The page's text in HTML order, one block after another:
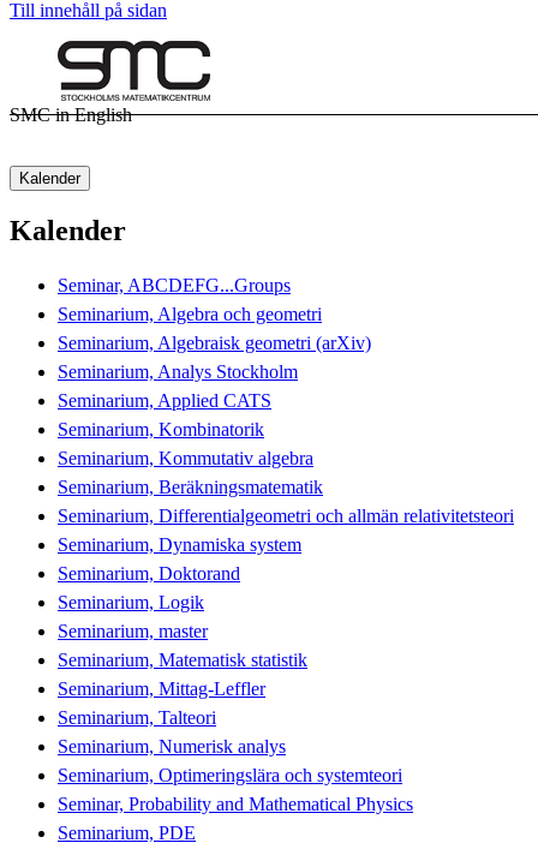
Till innehåll på sidan
SMC in English
Kalender
Kalender
Seminar, ABCDEFG...Groups
Seminarium, Algebra och geometri
Seminarium, Algebraisk geometri (arXiv)
Seminarium, Analys Stockholm
Seminarium, Applied CATS
Seminarium, Kombinatorik
Seminarium, Kommutativ algebra
Seminarium, Beräkningsmatematik
Seminarium, Differentialgeometri och allmän relativitetsteori
Seminarium, Dynamiska system
Seminarium, Doktorand
Seminarium, Logik
Seminarium, master
Seminarium, Matematisk statistik
Seminarium, Mittag-Leffler
Seminarium, Talteori
Seminarium, Numerisk analys
Seminarium, Optimeringslära och systemteori
Seminar, Probability and Mathematical Physics
Seminarium, PDE